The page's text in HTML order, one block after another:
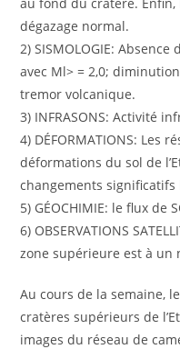
dégazage normal.
2) SISMOLOGIE:
avec Ml> = 2,0;
tremor volcanique.
3) INFRASONS: Activité
4) DÉFORMATIONS: Les
déformations du sol de
changements
5) GÉOCHIMIE: le flux de
6) OBSERVATIONS
zone supérieure est à un
Au cours de la semaine,
cratères supérieurs de
images du réseau de